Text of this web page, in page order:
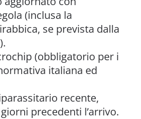
(inclusa la
se prevista dalla
(obbligatorio per i
italiana ed
recente,
precedenti l’arrivo.